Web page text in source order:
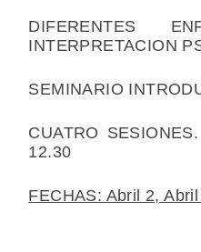
DIFERENTES
INTERPRETACION
SEMINARIO
CUATRO
12.30
FECHAS: Abril 2,